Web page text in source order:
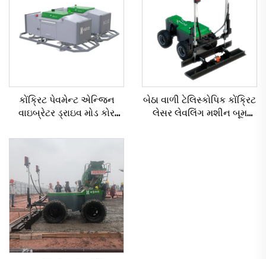
કોંક્રિટ પેવમેન્ટ એન્જિન
વાઇબ્રેટર ડ્રાઇવ મોડ કોર
લેસર લેવલિંગ મશીન
બેઠા વાળી ટેલિસ્કોપિક કોંક્રિટ
લેસર લેવલિંગ મશીન બૂમ